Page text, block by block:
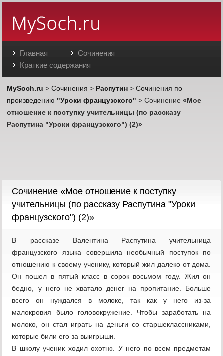
Главная
Сочинения
Краткие содержания
MySoch.ru >Сочинения > Распутин >Сочинения по
произведению "Уроки французского" > Сочинение«Мое
отношение к поступку учительницы (по рассказу
Распутина "Уроки французского") (2)»
Cочинение «Мое отношение к поступку
учительницы (по рассказу Распутина "Уроки
французского") (2)»
В рассказе Валентина Распутина учительница
французского языка совершила необычный поступок по
отношению к своему ученику, который жил далеко от дома.
Он пошел в пятый класс в сорок восьмом году. Жил он
бедно, у него не хватало денег на пропитание. Больше
всего он нуждался в молоке, так как у него из-за
малокровия было головокружение. Чтобы заработать на
молоко, он стал играть на деньги со старшеклассниками,
которые били его за выигрыши.
В школу ученик ходил охотно. У него по всем предметам